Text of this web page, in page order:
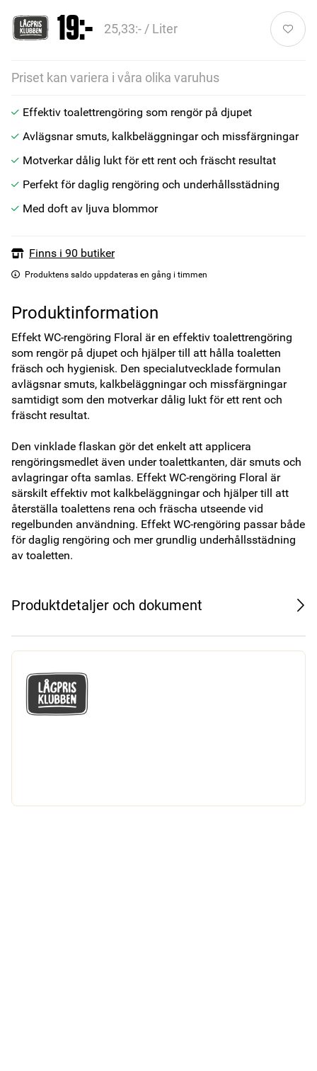
19:- 25,33:- / Liter
Priset kan variera i våra olika varuhus
Effektiv toalettrengöring som rengör på djupet
Avlägsnar smuts, kalkbeläggningar och missfärgningar
Motverkar dålig lukt för ett rent och fräscht resultat
Perfekt för daglig rengöring och underhållsstädning
Med doft av ljuva blommor
Finns i 90 butiker
Produktens saldo uppdateras en gång i timmen
Produktinformation
Effekt WC-rengöring Floral är en effektiv toalettrengöring
som rengör på djupet och hjälper till att hålla toaletten
fräsch och hygienisk. Den specialutvecklade formulan
avlägsnar smuts, kalkbeläggningar och missfärgningar
samtidigt som den motverkar dålig lukt för ett rent och
fräscht resultat.
Den vinklade flaskan gör det enkelt att applicera
rengöringsmedlet även under toalettkanten, där smuts och
avlagringar ofta samlas. Effekt WC-rengöring Floral är
särskilt effektiv mot kalkbeläggningar och hjälper till att
återställa toalettens rena och fräscha utseende vid
regelbunden användning. Effekt WC-rengöring passar både
för daglig rengöring och mer grundlig underhållsstädning
av toaletten.
Produktdetaljer och dokument